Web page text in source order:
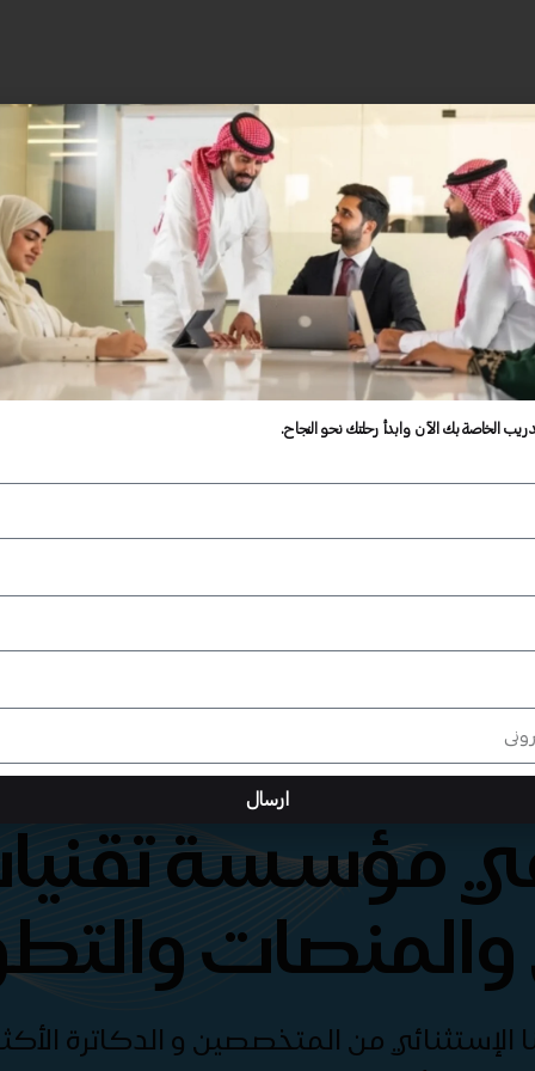
مؤسسة
من المتخصصين و الدكاترة
الخاصة بك الآن وابدأ رحلتك نحو النجاح.
ارسال